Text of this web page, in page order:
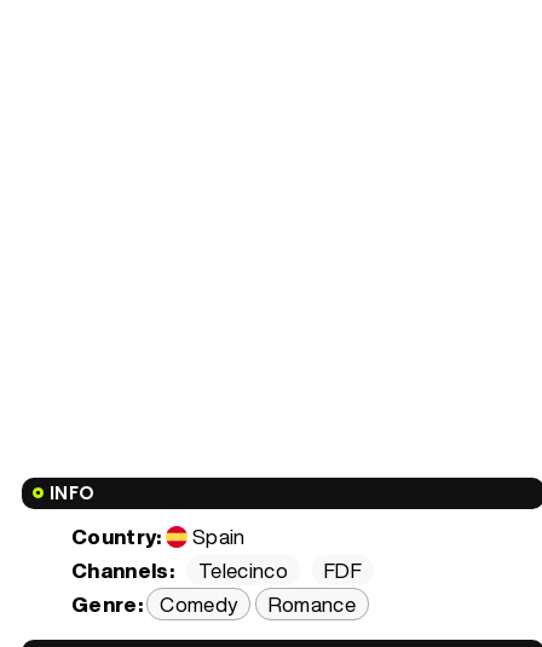
INFO
Country:
Spain
Channels:
Telecinco
FDF
Genre: Comedy Romance